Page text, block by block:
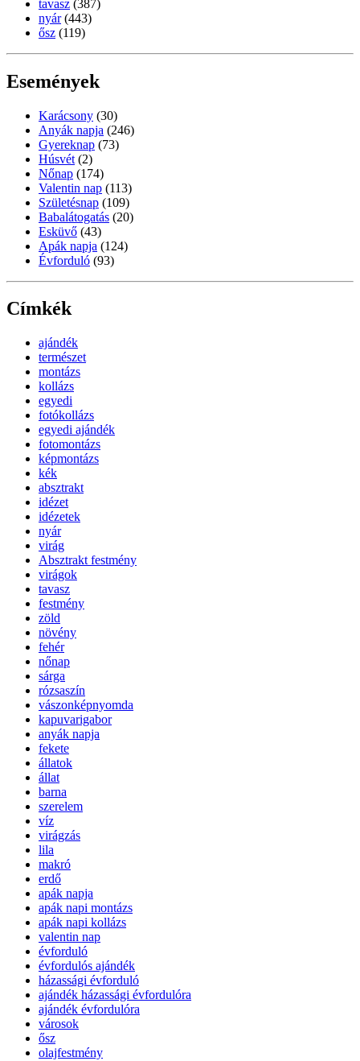
tavasz (387)
nyár (443)
ősz (119)
Események
Karácsony (30)
Anyák napja (246)
Gyereknap (73)
Húsvét (2)
Nőnap (174)
Valentin nap (113)
Születésnap (109)
Babalátogatás (20)
Esküvő (43)
Apák napja (124)
Évforduló (93)
Címkék
ajándék
természet
montázs
kollázs
egyedi
fotókollázs
egyedi ajándék
fotomontázs
képmontázs
kék
absztrakt
idézet
idézetek
nyár
virág
Absztrakt festmény
virágok
tavasz
festmény
zöld
növény
fehér
nőnap
sárga
rózsaszín
vászonképnyomda
kapuvarigabor
anyák napja
fekete
állatok
állat
barna
szerelem
víz
virágzás
lila
makró
erdő
apák napja
apák napi montázs
apák napi kollázs
valentin nap
évforduló
évfordulós ajándék
házassági évforduló
ajándék házassági évfordulóra
ajándék évfordulóra
városok
ősz
olajfestmény